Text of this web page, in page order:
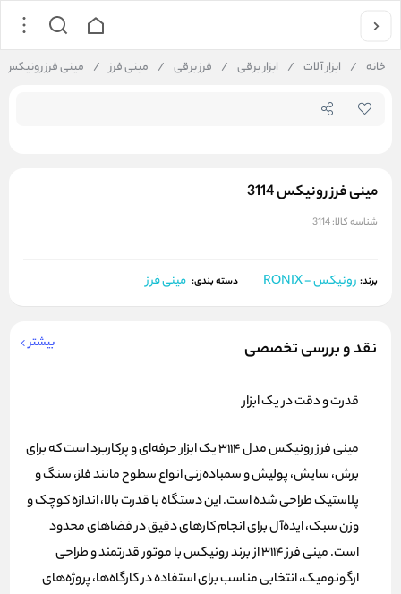
خانه / ابزار آلات / ابزار برقی / فرز برقی / مینی فرز / مینی فرز رونیکس 3114
مینی فرز رونیکس 3114
شناسه کالا:3114
برند: رونیکس - RONIX دسته بندی: مینی فرز
نقد و بررسی تخصصی بیشتر
قدرت و دقت در یک ابزار
مینی فرز رونیکس مدل 3114 یک ابزار حرفه‌ای و پرکاربرد است که برای
برش، سایش، پولیش و سمباده‌زنی انواع سطوح مانند فلز، سنگ و
پلاستیک طراحی شده است. این دستگاه با قدرت بالا، اندازه کوچک و
وزن سبک، ایده‌آل برای انجام کارهای دقیق در فضاهای محدود
است. مینی فرز 3114 از برند رونیکس با موتور قدرتمند و طراحی
ارگونومیک، انتخابی مناسب برای استفاده در کارگاه‌ها، پروژه‌های